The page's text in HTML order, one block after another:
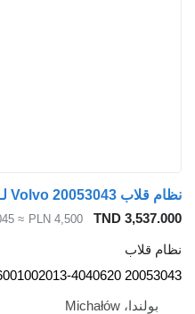
TND 3,537.000
PLN 4,500
≈ €1,045
نظام قلاب
20053043 00016001002013-4040620
بولندا، Michałów